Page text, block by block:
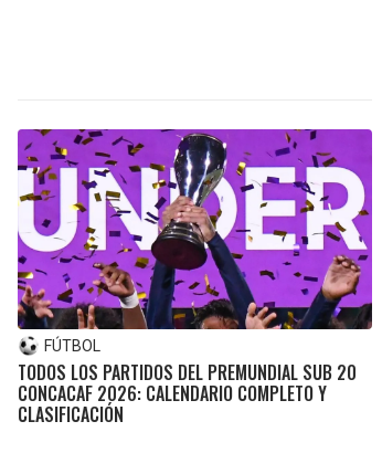
FÚTBOL
TODOS LOS PARTIDOS DEL PREMUNDIAL SUB 20
CONCACAF 2026: CALENDARIO COMPLETO Y
CLASIFICACIÓN